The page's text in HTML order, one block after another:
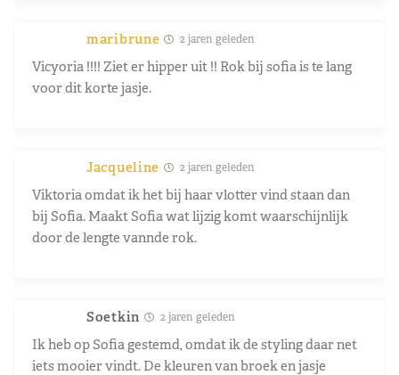
maribrune 2 jaren geleden
Vicyoria !!!! Ziet er hipper uit !! Rok bij sofia is te lang
voor dit korte jasje.
Jacqueline 2 jaren geleden
Viktoria omdat ik het bij haar vlotter vind staan dan
bij Sofia. Maakt Sofia wat lijzig komt waarschijnlijk
door de lengte vannde rok.
Soetkin 2 jaren geleden
Ik heb op Sofia gestemd, omdat ik de styling daar net
iets mooier vindt. De kleuren van broek en jasje